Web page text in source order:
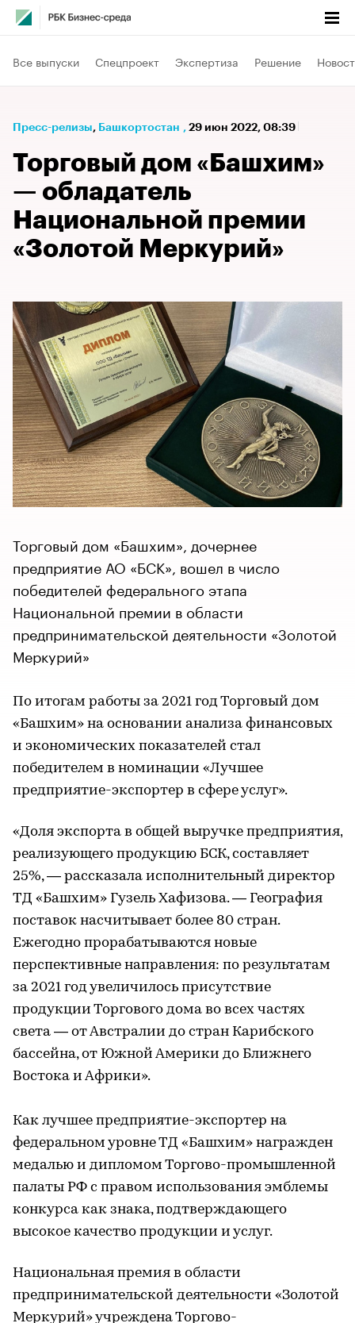
Все выпуски Спецпроект Экспертиза Решение
Пресс-релизы⁠, Башкортостан , 29 июн 2022, 08:39
Торговый дом «Башхим»
— обладатель
Национальной премии
«Золотой Меркурий»
Торговый дом «Башхим», дочернее
предприятие АО «БСК», вошел в число
победителей федерального этапа
Национальной премии в области
предпринимательской деятельности «Золотой
Меркурий»
По итогам работы за 2021 год Торговый дом
«Башхим» на основании анализа финансовых
и экономических показателей стал
победителем в номинации «Лучшее
предприятие-экспортер в сфере услуг».
«Доля экспорта в общей выручке предприятия,
реализующего продукцию БСК, составляет
25%, — рассказала исполнительный директор
ТД «Башхим» Гузель Хафизова. — География
поставок насчитывает более 80 стран.
Ежегодно прорабатываются новые
перспективные направления: по результатам
за 2021 год увеличилось присутствие
продукции Торгового дома во всех частях
света — от Австралии до стран Карибского
бассейна, от Южной Америки до Ближнего
Востока и Африки».
Как лучшее предприятие-экспортер на
федеральном уровне ТД «Башхим» награжден
медалью и дипломом Торгово-промышленной
палаты РФ с правом использования эмблемы
конкурса как знака, подтверждающего
высокое качество продукции и услуг.
Национальная премия в области
предпринимательской деятельности «Золотой
Меркурий» учреждена Торгово-